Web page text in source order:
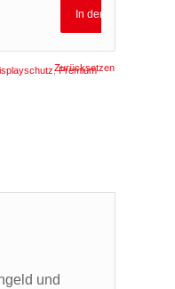
Zurücksetzen
In den Warenkorb
,Premium
und